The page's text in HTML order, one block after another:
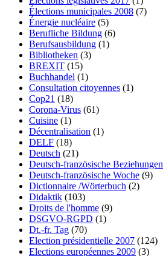
Élections municipales 2008 (7)
Énergie nucléaire (5)
Berufliche Bildung (6)
Berufsausbildung (1)
Bibliotheken (3)
BREXIT (15)
Buchhandel (1)
Consultation citoyennes (1)
Cop21 (18)
Corona-Virus (61)
Cuisine (1)
Décentralisation (1)
DELF (18)
Deutsch (21)
Deutsch-französische Beziehungen
Deutsch-französische Woche (9)
Dictionnaire /Wörterbuch (2)
Didaktik (103)
Droits de l'homme (9)
DSGVO-RGPD (1)
Dt.-fr. Tag (70)
Election présidentielle 2007 (124)
Elections européennes 2009 (3)